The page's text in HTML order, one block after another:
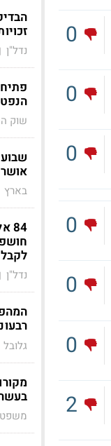
0
0
0
0
0
0
2
נדל"ן |
שוק
בארץ
לקבל
נדל"ן |
גלובל
משפט